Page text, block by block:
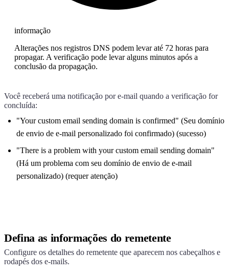
informação
Alterações nos registros DNS podem levar até 72 horas para
propagar. A verificação pode levar alguns minutos após a
conclusão da propagação.
Você receberá uma notificação por e-mail quando a verificação for
concluída:
"Your custom email sending domain is confirmed" (Seu domínio
de envio de e-mail personalizado foi confirmado) (sucesso)
"There is a problem with your custom email sending domain"
(Há um problema com seu domínio de envio de e-mail
personalizado) (requer atenção)
Defina as informações do remetente
Configure os detalhes do remetente que aparecem nos cabeçalhos e
rodapés dos e-mails.